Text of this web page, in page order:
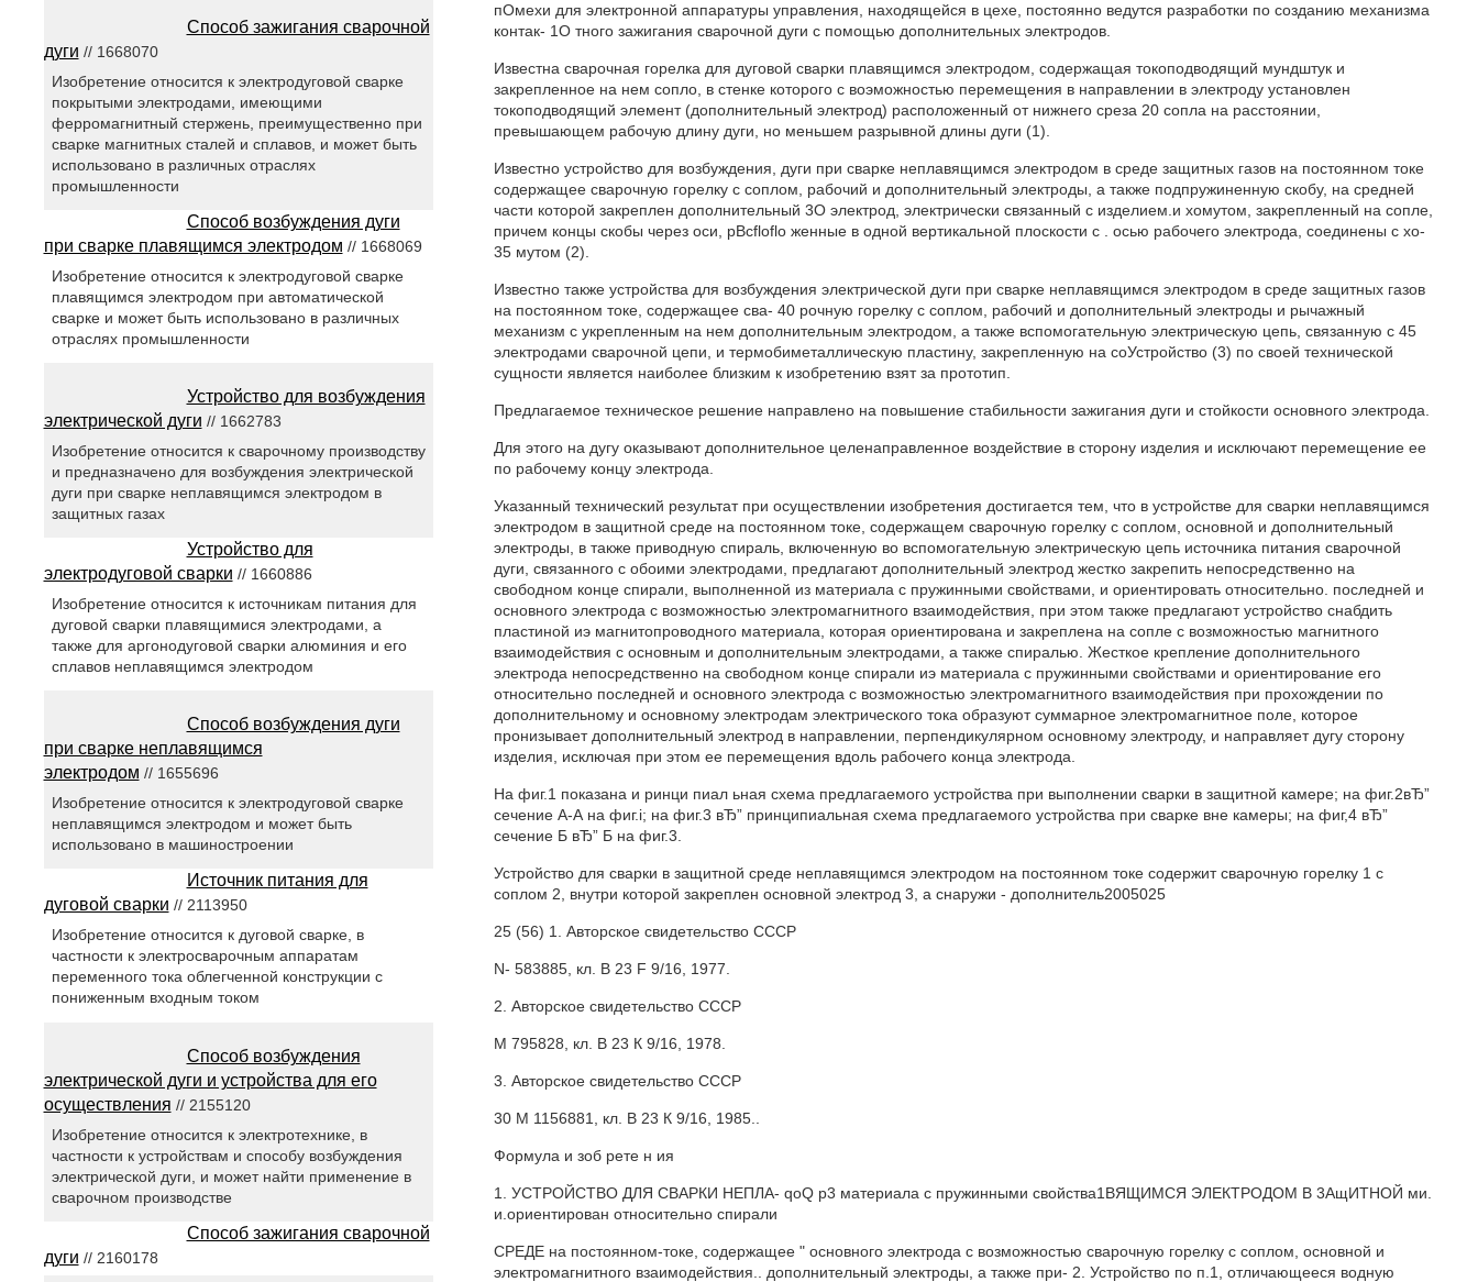
пОмехи для электронной аппаратуры управления, находящейся в цехе, постоянно ведутся разработки по созданию механизма
контак- 1О тного зажигания сварочной дуги с помощью дополнительных электродов.
Известна сварочная горелка для дуговой сварки плавящимся электродом, содержащая токоподводящий мундштук и
закрепленное на нем сопло, в стенке которого с воэможностью перемещения в направлении в электроду установлен
токоподводящий элемент (дополнительный электрод) расположенный от нижнего среза 20 сопла на расстоянии,
превышающем рабочую длину дуги, но меньшем разрывной длины дуги (1).
Известно устройство для возбуждения, дуги при сварке неплавящимся электродом в среде защитных газов на постоянном токе
содержащее сварочную горелку с соплом, рабочий и дополнительный электроды, а также подпружиненную скобу, на средней
части которой закреплен дополнительный 3О электрод, электрически связанный с изделием.и хомутом, закрепленный на сопле,
причем концы скобы через оси, pBcfloflo женные в одной вертикальной плоскости с . осью рабочего электрода, соединены с хо-
35 мутом (2).
Известно также устройства для возбуждения электрической дуги при сварке неплавящимся электродом в среде защитных газов
на постоянном токе, содержащее сва- 40 рочную горелку с соплом, рабочий и дополнительный электроды и рычажный
механизм с укрепленным на нем дополнительным электродом, а также вспомогательную электрическую цепь, связанную с 45
электродами сварочной цепи, и термобиметаллическую пластину, закрепленную на соУстройство (3) по своей технической
сущности является наиболее близким к изобретению взят за прототип.
Предлагаемое техническое решение направлено на повышение стабильности зажигания дуги и стойкости основного электрода.
Для этого на дугу оказывают дополнительное целенаправленное воздействие в сторону изделия и исключают перемещение ее
по рабочему концу электрода.
Указанный технический результат при осуществлении изобретения достигается тем, что в устройстве для сварки неплавящимся
электродом в защитной среде на постоянном токе, содержащем сварочную горелку с соплом, основной и дополнительный
электроды, в также приводную спираль, включенную во вспомогательную электрическую цепь источника питания сварочной
дуги, связанного с обоими электродами, предлагают дополнительный электрод жестко закрепить непосредственно на
свободном конце спирали, выполненной из материала с пружинными свойствами, и ориентировать относительно. последней и
основного электрода с возможностью электромагнитного взаимодействия, при этом также предлагают устройство снабдить
пластиной иэ магнитопроводного материала, которая ориентирована и закреплена на сопле с возможностью магнитного
взаимодействия с основным и дополнительным электродами, а также спиралью. Жесткое крепление дополнительного
электрода непосредственно на свободном конце спирали иэ материала с пружинными свойствами и ориентирование его
относительно последней и основного электрода с возможностью электромагнитного взаимодействия при прохождении по
дополнительному и основному электродам электрического тока образуют суммарное электромагнитное поле, которое
пронизывает дополнительный электрод в направлении, перпендикулярном основному электроду, и направляет дугу сторону
изделия, исключая при этом ее перемещения вдоль рабочего конца электрода.
На фиг.1 показана и ринци пиал ьная схема предлагаемого устройства при выполнении сварки в защитной камере; на фиг.2вЂ”
сечение А-А на фиг.i; на фиг.3 вЂ” принципиальная схема предлагаемого устройства при сварке вне камеры; на фиг,4 вЂ”
сечение Б вЂ” Б на фиг.3.
Устройство для сварки в защитной среде неплавящимся электродом на постоянном токе содержит сварочную горелку 1 с
соплом 2, внутри которой закреплен основной электрод 3, а снаружи - дополнитель2005025
25 (56) 1. Авторское свидетельство СССР
N- 583885, кл. В 23 F 9/16, 1977.
2. Авторское свидетельство СССР
М 795828, кл. В 23 К 9/16, 1978.
3. Авторское свидетельство СССР
30 М 1156881, кл. В 23 К 9/16, 1985..
Формула и зоб рете н ия
1. УСТРОЙСТВО ДЛЯ СВАРКИ НЕПЛА- qoQ p3 материала с пружинными свойства1ВЯЩИМСЯ ЭЛЕКТРОДОМ В 3АщИТНОЙ ми.
и.ориентирован относительно спирали
СРЕДЕ на постоянном-токе, содержащее " основного электрода с возможностью сварочную горелку с соплом, основной и
электромагнитного взаимодействия.. дополнительный электроды, а также при- 2. Устройство по п.1, отличающееся водную
Способ зажигания сварочной
дуги // 1668070
Изобретение относится к электродуговой сварке
покрытыми электродами, имеющими
ферромагнитный стержень, преимущественно при
сварке магнитных сталей и сплавов, и может быть
использовано в различных отраслях
промышленности
Способ возбуждения дуги
при сварке плавящимся электродом // 1668069
Изобретение относится к электродуговой сварке
плавящимся электродом при автоматической
сварке и может быть использовано в различных
отраслях промышленности
Устройство для возбуждения
электрической дуги // 1662783
Изобретение относится к сварочному производству
и предназначено для возбуждения электрической
дуги при сварке неплавящимся электродом в
защитных газах
Устройство для
электродуговой сварки // 1660886
Изобретение относится к источникам питания для
дуговой сварки плавящимися электродами, а
также для аргонодуговой сварки алюминия и его
сплавов неплавящимся электродом
Способ возбуждения дуги
при сварке неплавящимся
электродом // 1655696
Изобретение относится к электродуговой сварке
неплавящимся электродом и может быть
использовано в машиностроении
Источник питания для
дуговой сварки // 2113950
Изобретение относится к дуговой сварке, в
частности к электросварочным аппаратам
переменного тока облегченной конструкции с
пониженным входным током
Способ возбуждения
электрической дуги и устройства для его
осуществления // 2155120
Изобретение относится к электротехнике, в
частности к устройствам и способу возбуждения
электрической дуги, и может найти применение в
сварочном производстве
Способ зажигания сварочной
дуги // 2160178